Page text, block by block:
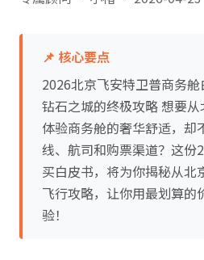
📌 核心要点
2026北京飞安特卫普商务
钻石之城的终极攻略 想要从
体验商务舱的奢华舒适，却
线、航司和购票渠道？这份
买白皮书，将为你揭秘从北
飞行攻略，让你用最划算的
验！